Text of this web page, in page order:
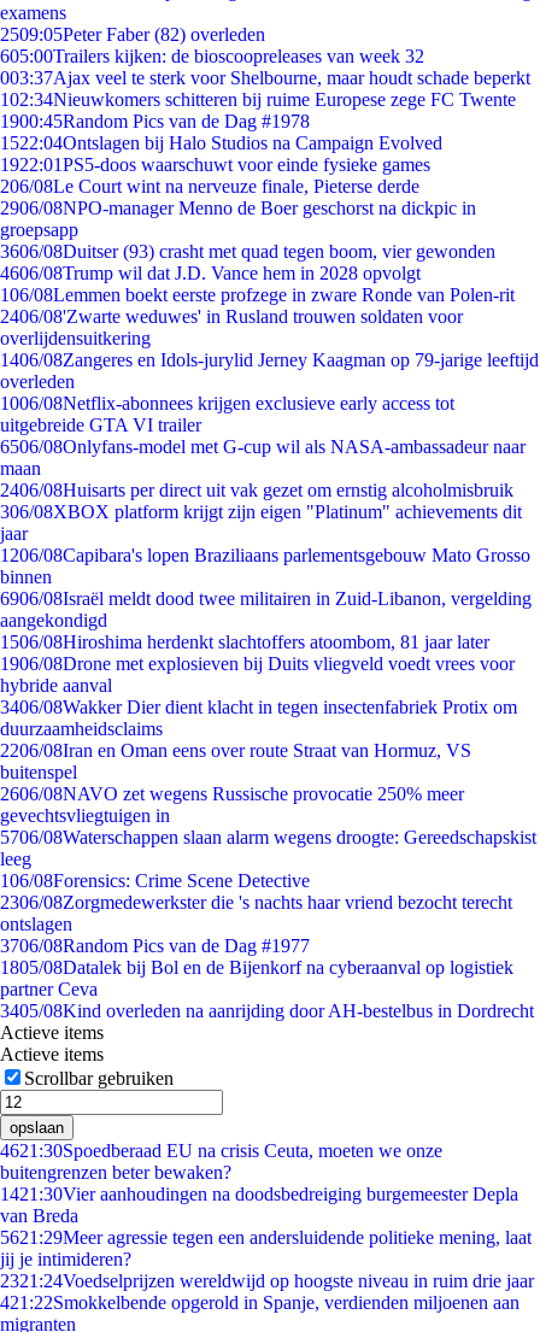
examens
2509:05Peter Faber (82) overleden
605:00Trailers kijken: de bioscoopreleases van week 32
003:37Ajax veel te sterk voor Shelbourne, maar houdt schade beperkt
102:34Nieuwkomers schitteren bij ruime Europese zege FC Twente
1900:45Random Pics van de Dag #1978
1522:04Ontslagen bij Halo Studios na Campaign Evolved
1922:01PS5-doos waarschuwt voor einde fysieke games
206/08Le Court wint na nerveuze finale, Pieterse derde
2906/08NPO-manager Menno de Boer geschorst na dickpic in
groepsapp
3606/08Duitser (93) crasht met quad tegen boom, vier gewonden
4606/08Trump wil dat J.D. Vance hem in 2028 opvolgt
106/08Lemmen boekt eerste profzege in zware Ronde van Polen-rit
2406/08'Zwarte weduwes' in Rusland trouwen soldaten voor
overlijdensuitkering
1406/08Zangeres en Idols-jurylid Jerney Kaagman op 79-jarige leeftijd
overleden
1006/08Netflix-abonnees krijgen exclusieve early access tot
uitgebreide GTA VI trailer
6506/08Onlyfans-model met G-cup wil als NASA-ambassadeur naar
maan
2406/08Huisarts per direct uit vak gezet om ernstig alcoholmisbruik
306/08XBOX platform krijgt zijn eigen "Platinum" achievements dit
jaar
1206/08Capibara's lopen Braziliaans parlementsgebouw Mato Grosso
binnen
6906/08Israël meldt dood twee militairen in Zuid-Libanon, vergelding
aangekondigd
1506/08Hiroshima herdenkt slachtoffers atoombom, 81 jaar later
1906/08Drone met explosieven bij Duits vliegveld voedt vrees voor
hybride aanval
3406/08Wakker Dier dient klacht in tegen insectenfabriek Protix om
duurzaamheidsclaims
2206/08Iran en Oman eens over route Straat van Hormuz, VS
buitenspel
2606/08NAVO zet wegens Russische provocatie 250% meer
gevechtsvliegtuigen in
5706/08Waterschappen slaan alarm wegens droogte: Gereedschapskist
leeg
106/08Forensics: Crime Scene Detective
2306/08Zorgmedewerkster die 's nachts haar vriend bezocht terecht
ontslagen
3706/08Random Pics van de Dag #1977
1805/08Datalek bij Bol en de Bijenkorf na cyberaanval op logistiek
partner Ceva
3405/08Kind overleden na aanrijding door AH-bestelbus in Dordrecht
Actieve items
Actieve items
Scrollbar gebruiken
opslaan
4621:30Spoedberaad EU na crisis Ceuta, moeten we onze
buitengrenzen beter bewaken?
1421:30Vier aanhoudingen na doodsbedreiging burgemeester Depla
van Breda
5621:29Meer agressie tegen een andersluidende politieke mening, laat
jij je intimideren?
2321:24Voedselprijzen wereldwijd op hoogste niveau in ruim drie jaar
421:22Smokkelbende opgerold in Spanje, verdienden miljoenen aan
migranten